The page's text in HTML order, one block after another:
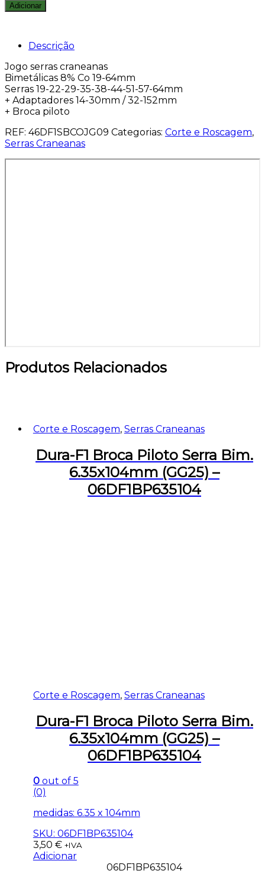
Adicionar
Descrição
Jogo serras craneanas
Bimetálicas 8% Co 19-64mm
Serras 19-22-29-35-38-44-51-57-64mm
+ Adaptadores 14-30mm / 32-152mm
+ Broca piloto
REF: 46DF1SBCOJG09 Categorias: Corte e Roscagem,
Serras Craneanas
Produtos Relacionados
Corte e Roscagem, Serras Craneanas
Dura-F1 Broca Piloto Serra Bim.
6.35x104mm (GG25) –
06DF1BP635104
Corte e Roscagem, Serras Craneanas
Dura-F1 Broca Piloto Serra Bim.
6.35x104mm (GG25) –
06DF1BP635104
0out of 5
(0)
medidas: 6.35 x 104mm
SKU: 06DF1BP635104
3,50 € +IVA
Adicionar
06DF1BP635104